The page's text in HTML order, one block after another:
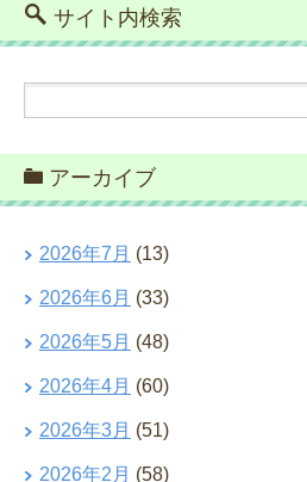
サイト内検索
アーカイブ
2026年7月 (13)
2026年6月 (33)
2026年5月 (48)
2026年4月 (60)
2026年3月 (51)
2026年2月 (58)